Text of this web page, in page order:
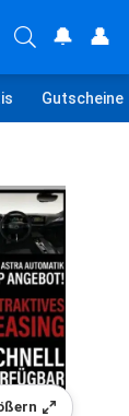
🔔 👤
Gutscheine